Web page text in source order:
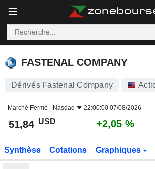
FASTENAL COMPANY
FASTENAL COMPANY
Dérivés Fastenal Company
Marché Fermé - Nasdaq 22:00:00 07/08/2026
51,84 USD +2,05 %
Synthèse Cotations Graphiques